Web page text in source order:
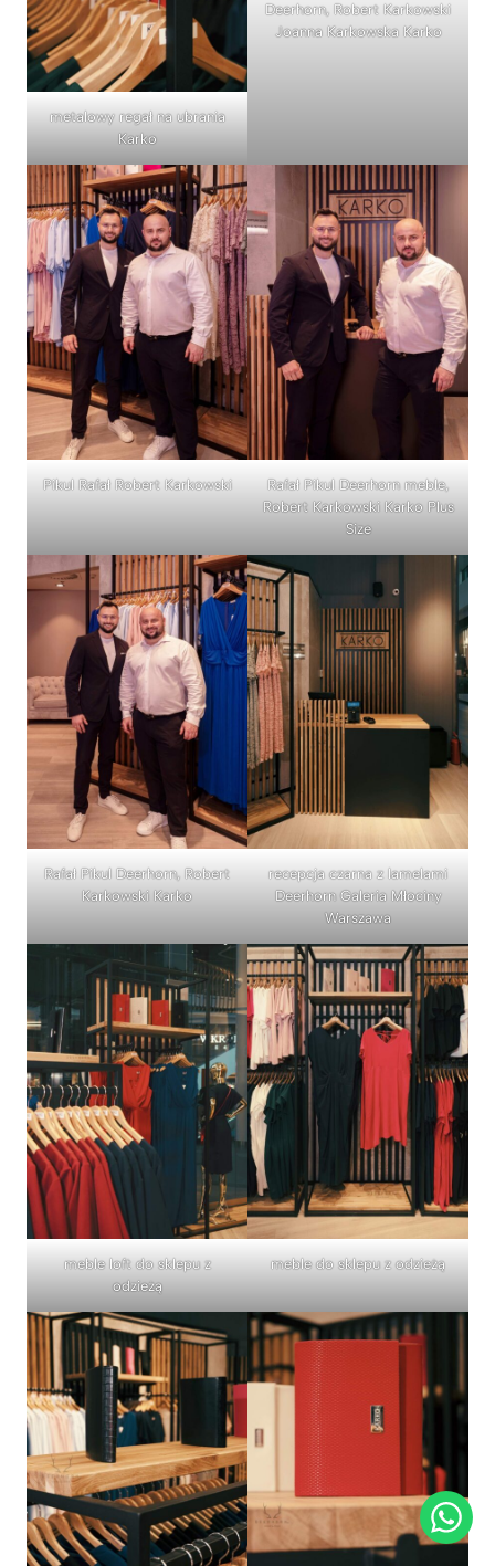
metalowy regał na ubrania
Karko
Deerhorn, Robert Karkowski
Joanna Karkowska Karko
Pikul Rafał Robert Karkowski
Rafał Pikul Deerhorn meble,
Robert Karkowski Karko Plus
Size
Rafał Pikul Deerhorn, Robert
Karkowski Karko
recepcja czarna z lamelami
Deerhorn Galeria Młociny
Warszawa
meble loft do sklepu z
odzieżą
meble do sklepu z odzieżą